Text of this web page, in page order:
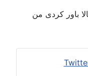
باور کردی من